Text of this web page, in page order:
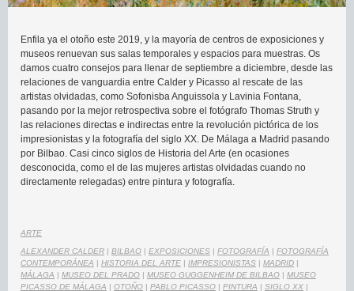
Enfila ya el otoño este 2019, y la mayoría de centros de exposiciones y
museos renuevan sus salas temporales y espacios para muestras. Os
damos cuatro consejos para llenar de septiembre a diciembre, desde las
relaciones de vanguardia entre Calder y Picasso al rescate de las
artistas olvidadas, como Sofonisba Anguissola y Lavinia Fontana,
pasando por la mejor retrospectiva sobre el fotógrafo Thomas Struth y
las relaciones directas e indirectas entre la revolución pictórica de los
impresionistas y la fotografía del siglo XX. De Málaga a Madrid pasando
por Bilbao. Casi cinco siglos de Historia del Arte (en ocasiones
desconocida, como el de las mujeres artistas olvidadas cuando no
directamente relegadas) entre pintura y fotografía.
ARTE
ALEXANDER CALDER | BILBAO | EXPOSICIONES | FOTOGRAFÍA | FOTOGRAFÍA
CONTEMPORÁNEA | HISTORIA DEL ARTE | IMPRESIONISTAS | MADRID |
MÁLAGA | MUSEO DEL PRADO | MUSEO GUGGENHEIM DE BILBAO | MUSEO
PICASSO DE MÁLAGA | OTOÑO | PABLO PICASSO | PINTURA | SIGLO XX |